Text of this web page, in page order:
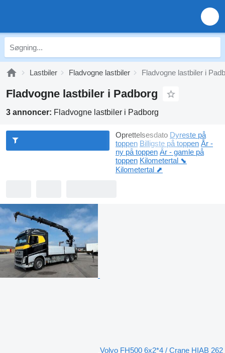
Lastbiler Fladvogne lastbiler Fladvogne lastbiler i
Fladvogne lastbiler i Padborg
3 annoncer: Fladvogne lastbiler i Padborg
Oprettelsesdato Dyreste på
toppen Billigste på toppen År -
ny på toppen År - gamle på
toppen Kilometertal ⬊
Kilometertal ⬈
Volvo FH500 6x2*4 / Crane HIAB 262